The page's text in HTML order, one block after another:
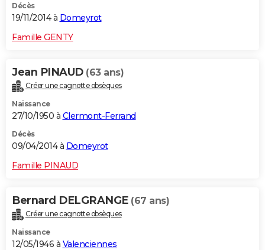
Décès
19/11/2014 à Domeyrot
Famille GENTY
Jean PINAUD (63 ans)
Créer une cagnotte obsèques
Naissance
27/10/1950 à Clermont-Ferrand
Décès
09/04/2014 à Domeyrot
Famille PINAUD
Bernard DELGRANGE (67 ans)
Créer une cagnotte obsèques
Naissance
12/05/1946 à Valenciennes